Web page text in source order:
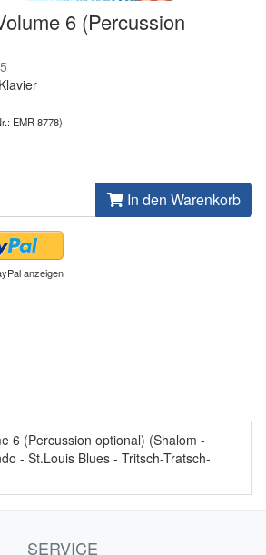
6 (Percussion
EMR 8778)
In den Warenkorb
anzeigen
6 (Percussion optional) (Shalom -
- St.Louis Blues - Tritsch-Tratsch-
SERVICE